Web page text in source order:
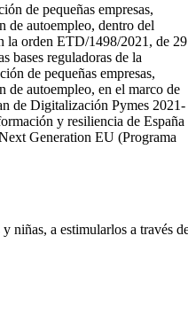
de pequeñas empresas,
de autoempleo, dentro del
orden ETD/1498/2021, de 29
bases reguladoras de la
de pequeñas empresas,
de autoempleo, en el marco de
de Digitalización Pymes 2021-
y resiliencia de España
Generation EU (Programa
niñas, a estimularlos a través